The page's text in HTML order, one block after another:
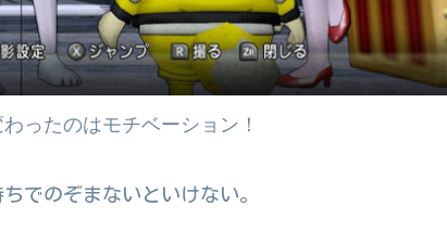
ったのはモチベーション！
のぞまないといけない。